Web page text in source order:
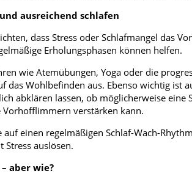
ausreichend schlafen
dass Stress oder Schlafmangel das
Erholungsphasen können helfen.
wie Atemübungen, Yoga oder die
das Wohlbefinden aus. Ebenso wichtig ist
abklären lassen, ob möglicherweise
Vorhofflimmern verstärken kann.
auf einen regelmäßigen Schlaf-Wach-
auslösen.
aber wie?